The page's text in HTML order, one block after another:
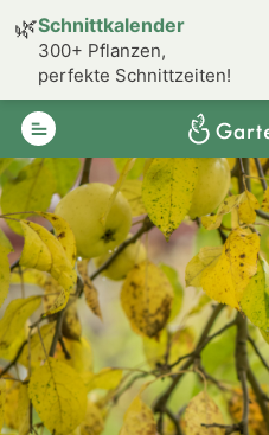
🌿Schnittkalender
300+ Pflanzen,
perfekte Schnittzeiten!